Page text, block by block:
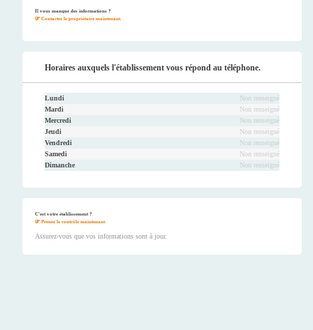
Il vous manque des informations ?
Contactez le propriétaire maintenant.
Horaires auxquels l'établissement vous répond au téléphone.
Lundi
Non renseigné
Mardi
Non renseigné
Mercredi
Non renseigné
Jeudi
Non renseigné
Vendredi
Non renseigné
Samedi
Non renseigné
Dimanche
Non renseigné
C'est votre établissement ?
Prenez le contrôle maintenant.
Assurez-vous que vos informations sont à jour.